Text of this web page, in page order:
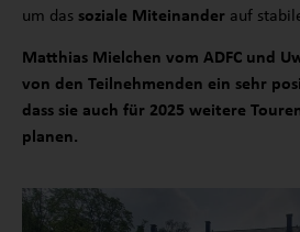
um das soziale Miteinander auf
Matthias Mielchen vom ADFC und
von den Teilnehmenden ein sehr
dass sie auch für 2025 weitere
planen.